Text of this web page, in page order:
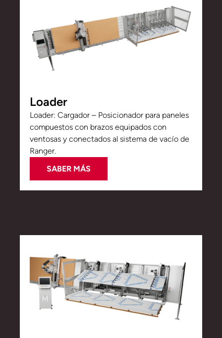
Loader
Loader: Cargador – Posicionador para paneles
compuestos con brazos equipados con
ventosas y conectados al sistema de vacío de
Ranger.
SABER MÁS